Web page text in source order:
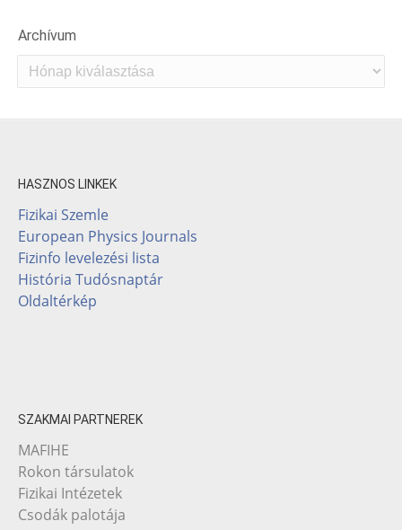
Archívum
Archívum
HASZNOS LINKEK
Fizikai Szemle
European Physics Journals
Fizinfo levelezési lista
História Tudósnaptár
Oldaltérkép
SZAKMAI PARTNEREK
MAFIHE
Rokon társulatok
Fizikai Intézetek
Csodák palotája